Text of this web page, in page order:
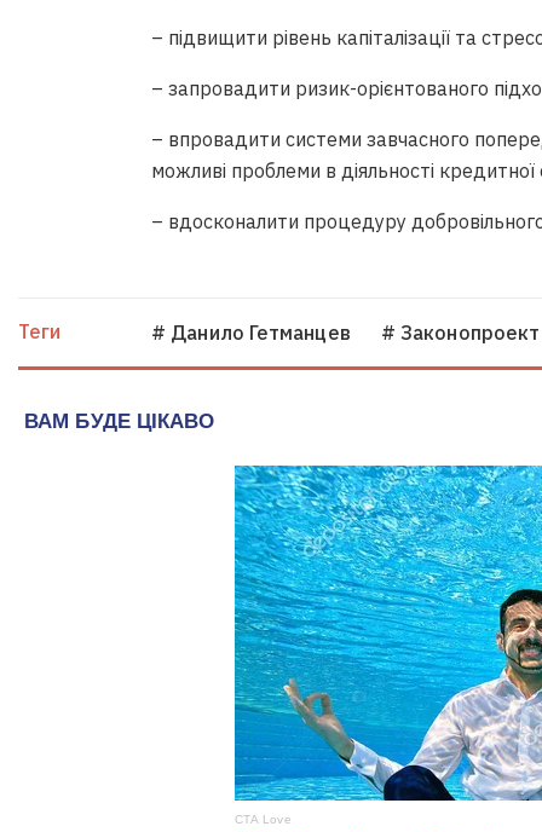
– підвищити рівень капіталізації та
– запровадити ризик-орієнтованого
– впровадити системи завчасного
можливі проблеми в діяльності кредитної
– вдосконалити процедуру
Теги # Данило Гетманцев # Законопроект